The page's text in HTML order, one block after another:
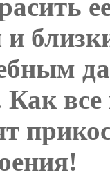
и
Как